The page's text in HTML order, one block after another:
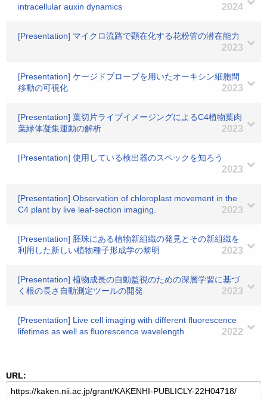
intracellular auxin dynamics
2024
[Presentation] マイクロ流路で顕在化する花粉管の潜在能力
2023
[Presentation] ケージドプローブを用いたオーキシン細胞間
移動の可視化
2023
[Presentation] 葉切片ライブイメージングによるC4植物葉肉
葉緑体凝集運動の解析
2023
[Presentation] 使用している検出器のスペックを知ろう
2023
[Presentation] Observation of chloroplast movement in the
C4 plant by live leaf-section imaging.
2023
[Presentation] 胚珠にある植物新組織の発見とその新組織を
利用した新しい植物種子形成学の黎明
2023
[Presentation] 植物成長の自動監視のための深層学習に基づ
く根の長さ自動測定ツールの開発
2023
[Presentation] Live cell imaging with different fluorescence
lifetimes as well as fluorescence wavelength
2022
URL: